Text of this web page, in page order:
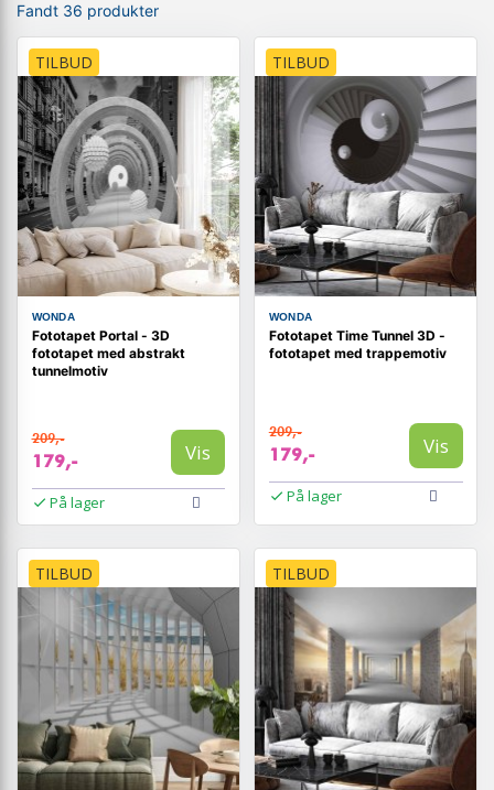
Fandt 36 produkter
TILBUD
WONDA
Fototapet Portal - 3D
fototapet med abstrakt
tunnelmotiv
209,-
179,- Vis
På lager
TILBUD
WONDA
Fototapet Time Tunnel 3D -
fototapet med trappemotiv
209,-
179,- Vis
På lager
TILBUD TILBUD